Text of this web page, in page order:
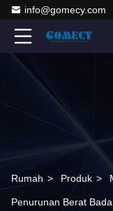
info@gomecy.com
Rumah > Produk >
Penurunan Berat